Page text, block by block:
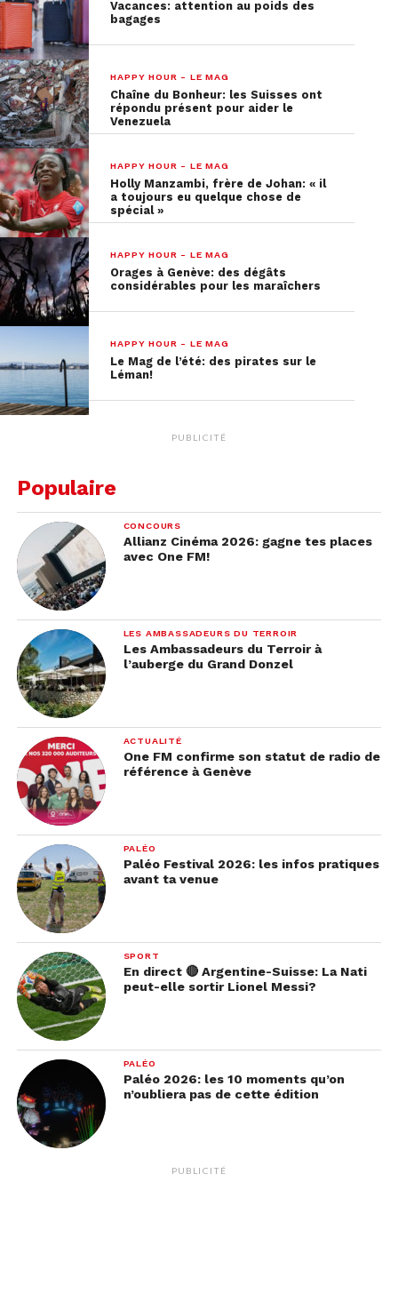
Vacances: attention au poids des
bagages
HAPPY HOUR - LE MAG
Chaîne du Bonheur: les Suisses ont
répondu présent pour aider le
Venezuela
HAPPY HOUR - LE MAG
Holly Manzambi, frère de Johan: « il
a toujours eu quelque chose de
spécial »
HAPPY HOUR - LE MAG
Orages à Genève: des dégâts
considérables pour les maraîchers
HAPPY HOUR - LE MAG
Le Mag de l’été: des pirates sur le
Léman!
PUBLICITÉ
Populaire
CONCOURS
Allianz Cinéma 2026: gagne tes places
avec One FM!
LES AMBASSADEURS DU TERROIR
Les Ambassadeurs du Terroir à
l’auberge du Grand Donzel
ACTUALITÉ
One FM confirme son statut de radio de
référence à Genève
PALÉO
Paléo Festival 2026: les infos pratiques
avant ta venue
SPORT
En direct 🔴 Argentine-Suisse: La Nati
peut-elle sortir Lionel Messi?
PALÉO
Paléo 2026: les 10 moments qu’on
n’oubliera pas de cette édition
PUBLICITÉ